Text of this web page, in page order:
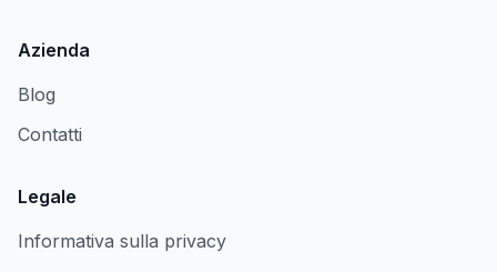
Azienda
Blog
Contatti
Legale
Informativa sulla privacy